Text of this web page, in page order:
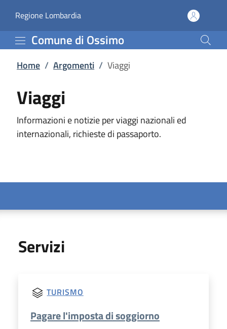
Viaggi | Comune di
Regione Lombardia(apre in un'altra scheda).
Comune di Ossimo
Home / Argomenti / Viaggi
Viaggi
Informazioni e notizie per viaggi nazionali ed
internazionali, richieste di passaporto.
Servizi
TURISMO
Pagare l'imposta di soggiorno